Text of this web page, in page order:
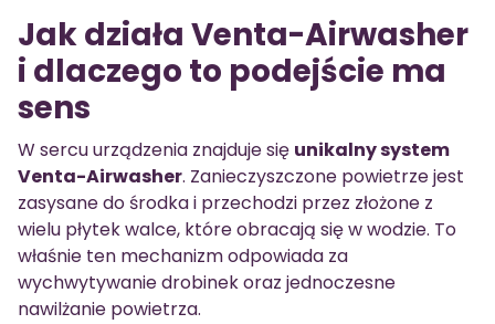
Jak działa Venta-Airwasher
i dlaczego to podejście ma
sens
W sercu urządzenia znajduje się unikalny system
Venta-Airwasher. Zanieczyszczone powietrze jest
zasysane do środka i przechodzi przez złożone z
wielu płytek walce, które obracają się w wodzie. To
właśnie ten mechanizm odpowiada za
wychwytywanie drobinek oraz jednoczesne
nawilżanie powietrza.